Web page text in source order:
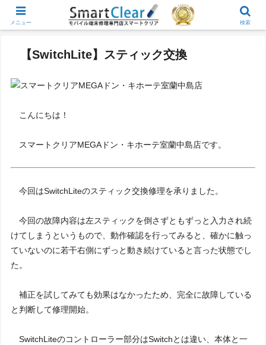
【SwitchLite】スティック交換
こんにちは！
スマートクリアMEGAドン・キホーテ室蘭中島店です。
今回はSwitchLiteのスティック交換修理を承りました。
今回の故障内容は左スティックを倒さずともずっと入力され続
けてしまうというもので、動作確認を行ってみると、確かに触っ
ていないのに若干右側にずっと動き続けていると言った状態でし
た。
補正を試してみても効果はなかったため、完全に故障している
と判断して修理開始。
SwitchLiteのコントローラー部分はSwitchとは違い、本体と一
メニュー 検索